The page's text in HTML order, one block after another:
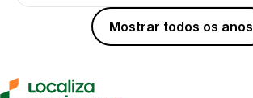
Mostrar todos os anos